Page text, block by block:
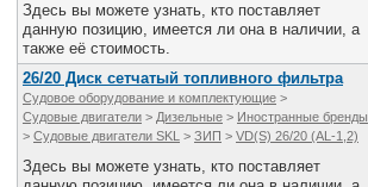
Здесь вы можете узнать, кто поставляет
данную позицию, имеется ли она в наличии, а
также её стоимость.
26/20 Диск сетчатый топливного фильтра
Судовое оборудование и комплектующие >
Судовые двигатели > Дизельные > Иностранные бренды
> Судовые двигатели SKL > ЗИП > VD(S) 26/20 (AL-1,2)
Здесь вы можете узнать, кто поставляет